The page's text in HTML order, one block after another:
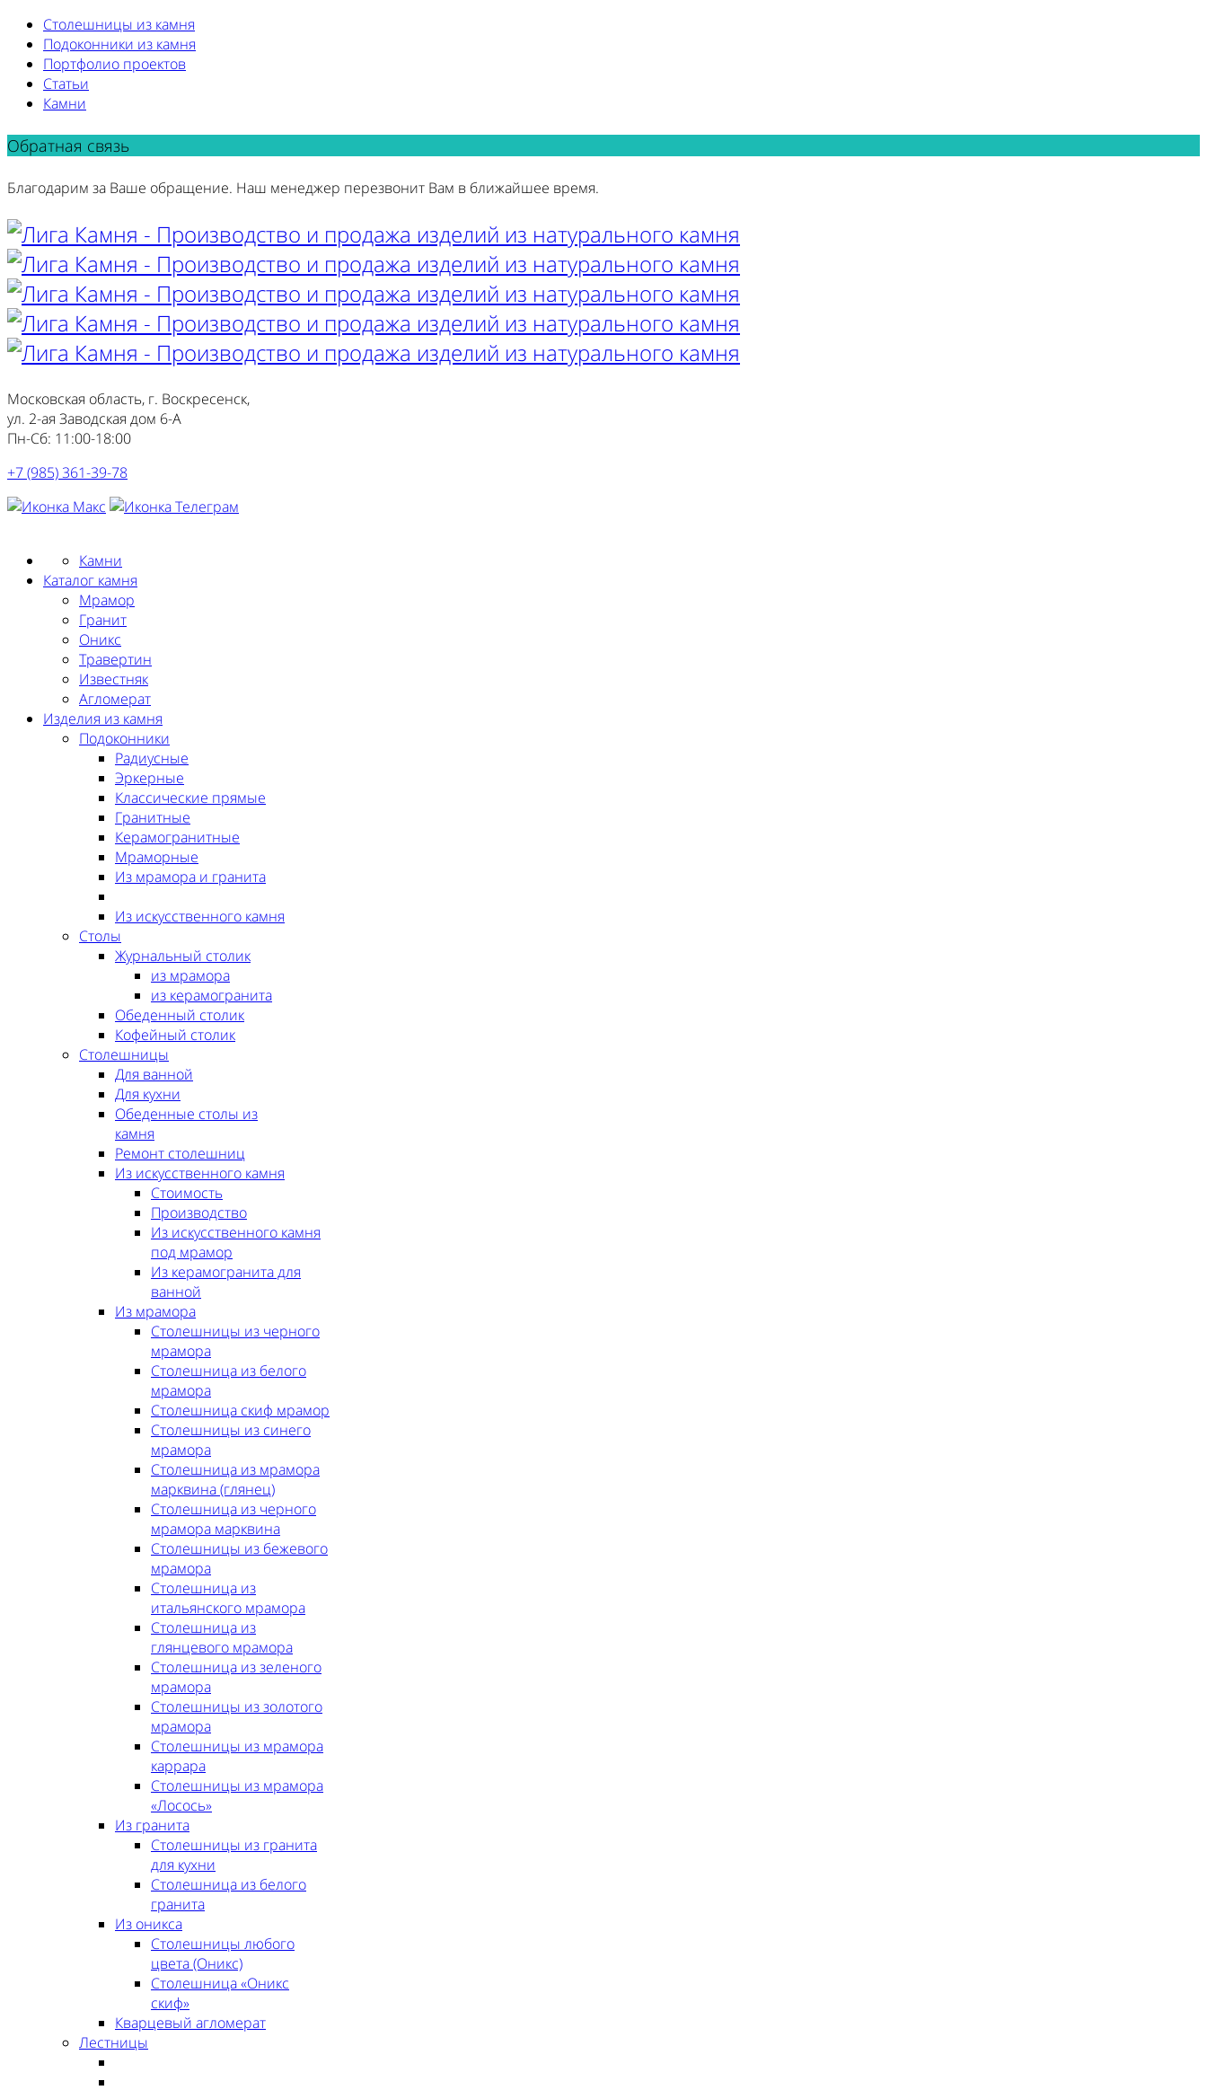
Столешницы из камня
Подоконники из камня
Портфолио проектов
Статьи
Камни
Обратная связь
Благодарим за Ваше обращение. Наш менеджер перезвонит Вам в ближайшее время.
Московская область, г. Воскресенск,
ул. 2-ая Заводская дом 6-А
Пн-Сб: 11:00-18:00
+7 (985) 361-39-78
Камни
Каталог камня
Мрамор
Гранит
Оникс
Травертин
Известняк
Агломерат
Изделия из камня
Подоконники
Радиусные
Эркерные
Классические прямые
Гранитные
Керамогранитные
Мраморные
Из мрамора и гранита
Из искусственного камня
Столы
Журнальный столик
из мрамора
из керамогранита
Обеденный столик
Кофейный столик
Столешницы
Для ванной
Для кухни
Обеденные столы из
камня
Ремонт столешниц
Из искусственного камня
Стоимость
Производство
Из искусственного камня
под мрамор
Из керамогранита для
ванной
Из мрамора
Столешницы из черного
мрамора
Столешница из белого
мрамора
Столешница скиф мрамор
Столешницы из синего
мрамора
Столешница из мрамора
марквина (глянец)
Столешница из черного
мрамора марквина
Столешницы из бежевого
мрамора
Столешница из
итальянского мрамора
Столешница из
глянцевого мрамора
Столешница из зеленого
мрамора
Столешницы из золотого
мрамора
Столешницы из мрамора
каррара
Столешницы из мрамора
«Лосось»
Из гранита
Столешницы из гранита
для кухни
Столешница из белого
гранита
Из оникса
Столешницы любого
цвета (Оникс)
Столешница «Оникс
скиф»
Кварцевый агломерат
Лестницы